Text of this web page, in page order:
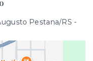
Pestana/RS -